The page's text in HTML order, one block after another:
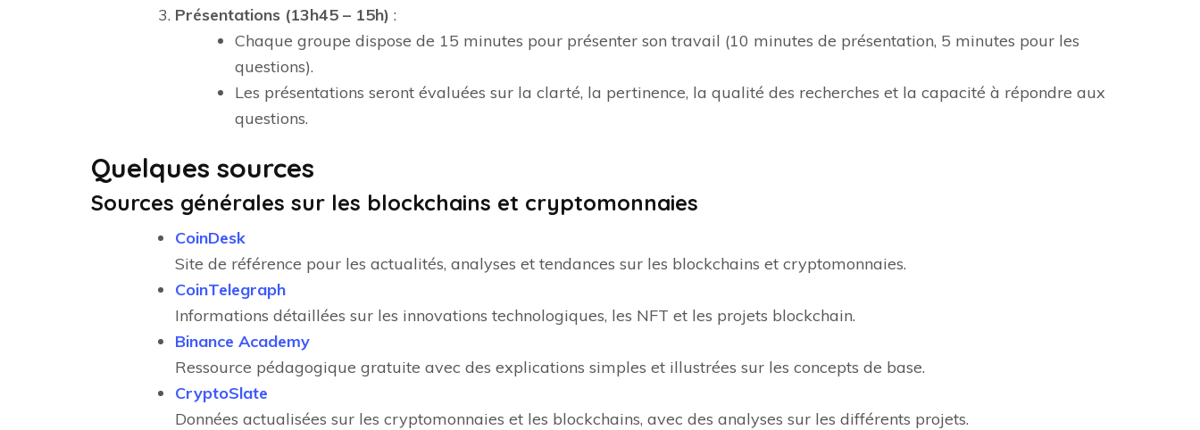
Présentations (13h45 – 15h) :
Chaque groupe dispose de 15 minutes pour présenter son travail (10 minutes de présentation, 5 minutes pour les
questions).
Les présentations seront évaluées sur la clarté, la pertinence, la qualité des recherches et la capacité à répondre aux
questions.
Quelques sources
Sources générales sur les blockchains et cryptomonnaies
CoinDesk
Site de référence pour les actualités, analyses et tendances sur les blockchains et cryptomonnaies.
CoinTelegraph
Informations détaillées sur les innovations technologiques, les NFT et les projets blockchain.
Binance Academy
Ressource pédagogique gratuite avec des explications simples et illustrées sur les concepts de base.
CryptoSlate
Données actualisées sur les cryptomonnaies et les blockchains, avec des analyses sur les différents projets.